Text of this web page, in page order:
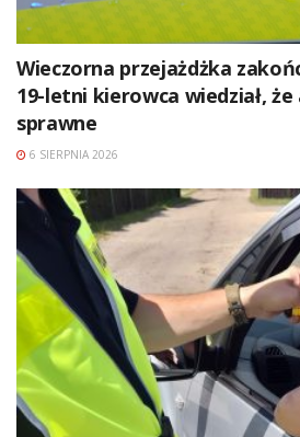
Wieczorna przejażdżka
19-letni kierowca wiedział, że
sprawne
6 SIERPNIA 2026